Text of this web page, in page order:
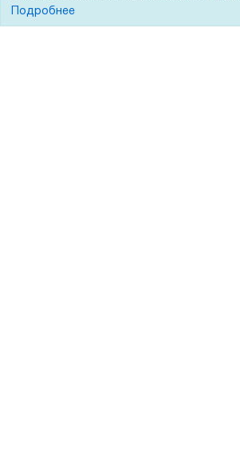
Подробнее